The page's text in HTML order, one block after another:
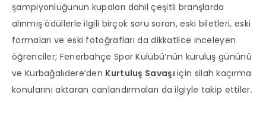
şampiyonluğunun kupaları dahil çeşitli branşlarda
alınmış ödüllerle ilgili birçok soru soran, eski biletleri, eski
formaları ve eski fotoğrafları da dikkatlice inceleyen
öğrenciler; Fenerbahçe Spor Kulübü’nün kuruluş gününü
ve Kurbağalıdere’den Kurtuluş Savaşıiçin silah kaçırma
konularını aktaran canlandırmaları da ilgiyle takip ettiler.